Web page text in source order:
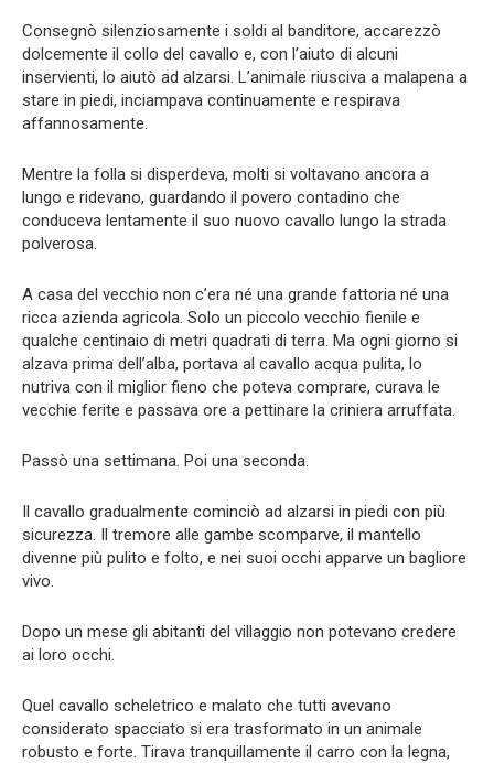
Consegnò silenziosamente i soldi al banditore, accarezzò
dolcemente il collo del cavallo e, con l’aiuto di alcuni
inservienti, lo aiutò ad alzarsi. L’animale riusciva a malapena a
stare in piedi, inciampava continuamente e respirava
affannosamente.
Mentre la folla si disperdeva, molti si voltavano ancora a
lungo e ridevano, guardando il povero contadino che
conduceva lentamente il suo nuovo cavallo lungo la strada
polverosa.
A casa del vecchio non c’era né una grande fattoria né una
ricca azienda agricola. Solo un piccolo vecchio fienile e
qualche centinaio di metri quadrati di terra. Ma ogni giorno si
alzava prima dell’alba, portava al cavallo acqua pulita, lo
nutriva con il miglior fieno che poteva comprare, curava le
vecchie ferite e passava ore a pettinare la criniera arruffata.
Passò una settimana. Poi una seconda.
Il cavallo gradualmente cominciò ad alzarsi in piedi con più
sicurezza. Il tremore alle gambe scomparve, il mantello
divenne più pulito e folto, e nei suoi occhi apparve un bagliore
vivo.
Dopo un mese gli abitanti del villaggio non potevano credere
ai loro occhi.
Quel cavallo scheletrico e malato che tutti avevano
considerato spacciato si era trasformato in un animale
robusto e forte. Tirava tranquillamente il carro con la legna,